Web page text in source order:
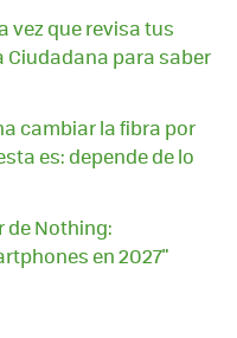
vez que revisa tus
Ciudadana para saber
cambiar la fibra por
es: depende de lo
de Nothing:
en 2027"